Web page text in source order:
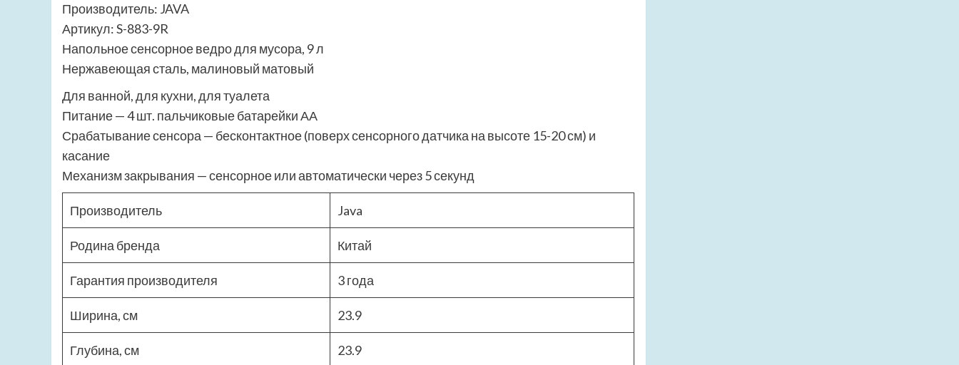
Производитель: JAVA
Артикул: S-883-9R
Напольное сенсорное ведро для мусора, 9 л
Нержавеющая сталь, малиновый матовый
Для ванной, для кухни, для туалета
Питание — 4 шт. пальчиковые батарейки АА
Срабатывание сенсора — бесконтактное (поверх сенсорного датчика на высоте 15-20 см) и
касание
Механизм закрывания — сенсорное или автоматически через 5 секунд
Производитель Java
Родина бренда Китай
Гарантия производителя 3 года
Ширина, см 23.9
Глубина, см 23.9